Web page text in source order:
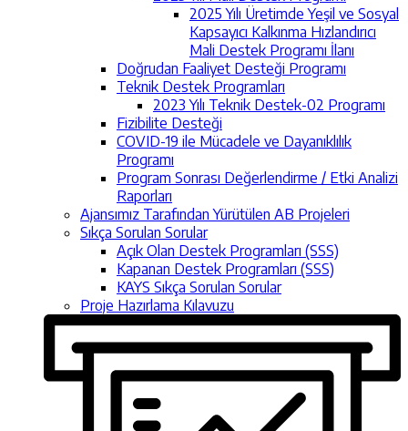
2025 Yılı Üretimde Yeşil ve Sosyal
Kapsayıcı Kalkınma Hızlandırıcı
Mali Destek Programı İlanı
Doğrudan Faaliyet Desteği Programı
Teknik Destek Programları
2023 Yılı Teknik Destek-02 Programı
Fizibilite Desteği
COVID-19 ile Mücadele ve Dayanıklılık
Programı
Program Sonrası Değerlendirme / Etki Analizi
Raporları
Ajansımız Tarafından Yürütülen AB Projeleri
Sıkça Sorulan Sorular
Açık Olan Destek Programları (SSS)
Kapanan Destek Programları (SSS)
KAYS Sıkça Sorulan Sorular
Proje Hazırlama Kılavuzu